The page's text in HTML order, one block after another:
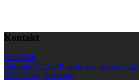
Kontakt
KinkClub
Bilstrupvej 13 a (P-plads ved jægervej 12)
7800 Skive, Danmark